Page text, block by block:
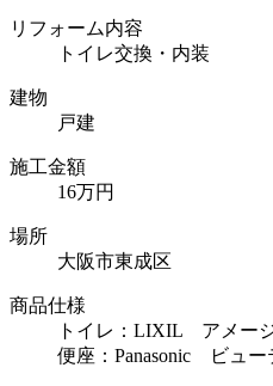
リフォーム内容
トイレ交換・内装
建物
戸建
施工金額
16万円
場所
大阪市東成区
商品仕様
トイレ：LIXIL アメー
便座：Panasonic ビュ